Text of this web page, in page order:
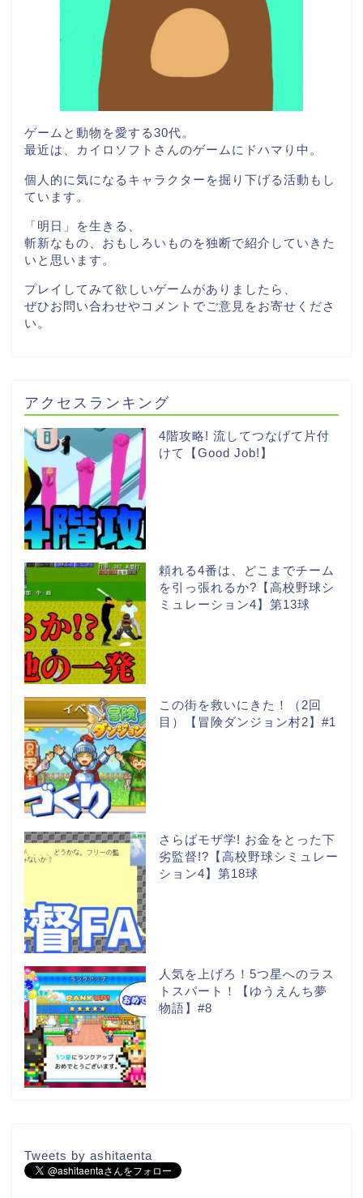
ゲームと動物を愛する30代。
最近は、カイロソフトさんのゲームにドハマり中。
個人的に気になるキャラクターを掘り下げる活動もし
ています。
「明日」を生きる、
斬新なもの、おもしろいものを独断で紹介していきた
いと思います。
プレイしてみて欲しいゲームがありましたら、
ぜひお問い合わせやコメントでご意見をお寄せくださ
い。
アクセスランキング
4階攻略! 流してつなげて片付
けて【Good Job!】
頼れる4番は、どこまでチーム
を引っ張れるか?【高校野球シ
ミュレーション4】第13球
この街を救いにきた！（2回
目）【冒険ダンジョン村2】#1
さらばモザ学! お金をとった下
劣監督!?【高校野球シミュレー
ション4】第18球
人気を上げろ！5つ星へのラス
トスパート！【ゆうえんち夢
物語】#8
Tweets by ashitaenta